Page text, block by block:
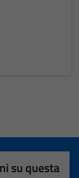
su questa